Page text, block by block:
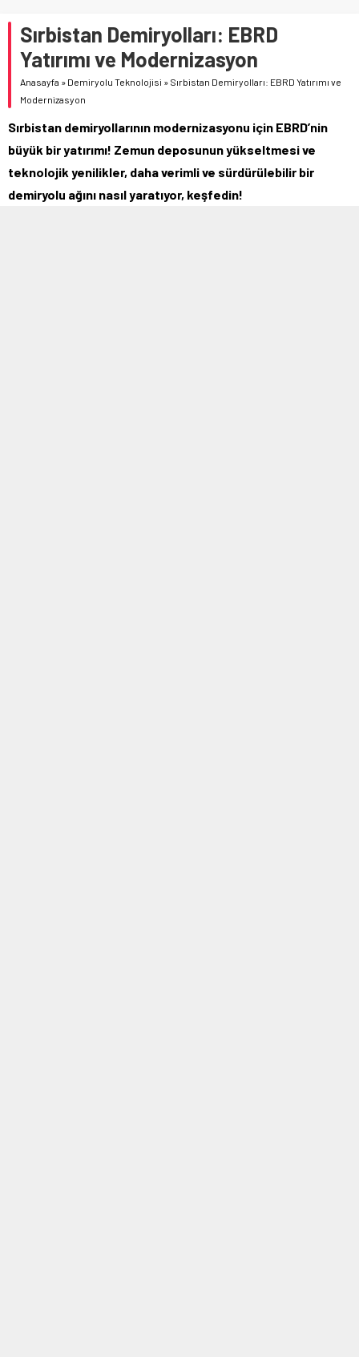
Sırbistan Demiryolları: EBRD
Yatırımı ve Modernizasyon
Anasayfa » Demiryolu Teknolojisi » Sırbistan Demiryolları: EBRD Yatırımı ve
Modernizasyon
Sırbistan demiryollarının modernizasyonu için EBRD’nin
büyük bir yatırımı! Zemun deposunun yükseltmesi ve
teknolojik yenilikler, daha verimli ve sürdürülebilir bir
demiryolu ağını nasıl yaratıyor, keşfedin!